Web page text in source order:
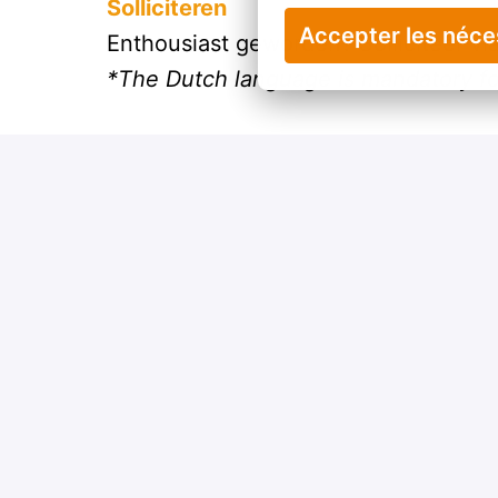
Accepter les
Solliciteren
Enthousiast geworden? Solliciteer
*The Dutch language is mandatory